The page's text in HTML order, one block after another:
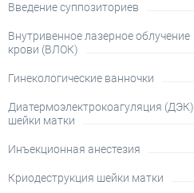
Введение суппозиториев
Внутривенное лазерное облучение
крови (ВЛОК)
Гинекологические ванночки
Диатермоэлектрокоагуляция (ДЭК)
шейки матки
Инъекционная анестезия
Криодеструкция шейки матки